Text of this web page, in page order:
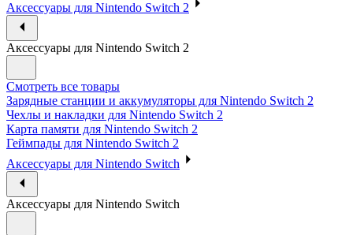
Аксессуары для Nintendo Switch 2
Аксессуары для Nintendo Switch 2
Смотреть все товары
Зарядные станции и аккумуляторы для Nintendo Switch 2
Чехлы и накладки для Nintendo Switch 2
Карта памяти для Nintendo Switch 2
Геймпады для Nintendo Switch 2
Аксессуары для Nintendo Switch
Аксессуары для Nintendo Switch